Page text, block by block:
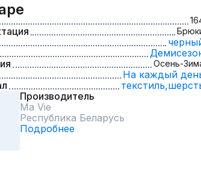
Осень-
На каждый
текстиль,
Производитель
Ma Vie
Республика Беларусь
Подробнее